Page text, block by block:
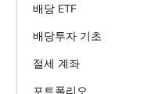
배당 ETF
배당투자 기초
절세 계좌